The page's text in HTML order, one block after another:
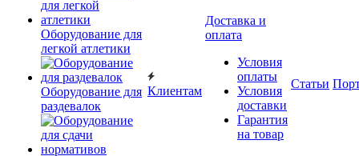
Оборудование для
легкой атлетики
Оборудование для
раздевалок
Клиентам
Доставка и
оплата
Условия
оплаты
Условия
доставки
Гарантия
на товар
Статьи